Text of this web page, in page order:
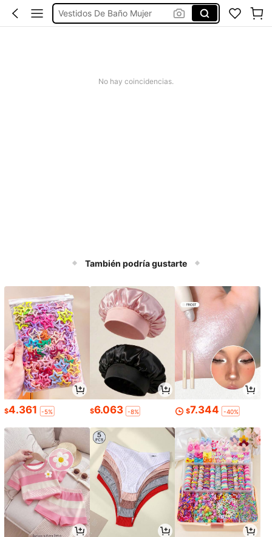
Vestidos De Baño Mujer
No hay coincidencias.
También podría gustarte
$4.361 -5% $6.063 -8% $7.344 -40%